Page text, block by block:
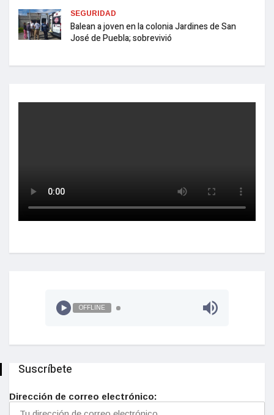
SEGURIDAD
Balean a joven en la colonia Jardines de San
José de Puebla; sobrevivió
OFFLINE
Suscríbete
Dirección de correo electrónico: